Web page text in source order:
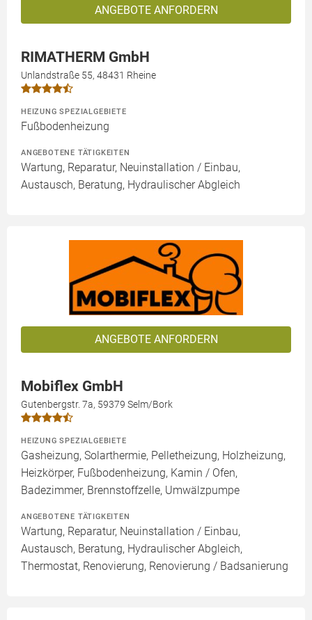
ANGEBOTE ANFORDERN
RIMATHERM GmbH
Unlandstraße 55, 48431 Rheine
HEIZUNG SPEZIALGEBIETE
Fußbodenheizung
ANGEBOTENE TÄTIGKEITEN
Wartung, Reparatur, Neuinstallation / Einbau,
Austausch, Beratung, Hydraulischer Abgleich
ANGEBOTE ANFORDERN
Mobiflex GmbH
Gutenbergstr. 7a, 59379 Selm/Bork
HEIZUNG SPEZIALGEBIETE
Gasheizung, Solarthermie, Pelletheizung, Holzheizung,
Heizkörper, Fußbodenheizung, Kamin / Ofen,
Badezimmer, Brennstoffzelle, Umwälzpumpe
ANGEBOTENE TÄTIGKEITEN
Wartung, Reparatur, Neuinstallation / Einbau,
Austausch, Beratung, Hydraulischer Abgleich,
Thermostat, Renovierung, Renovierung / Badsanierung